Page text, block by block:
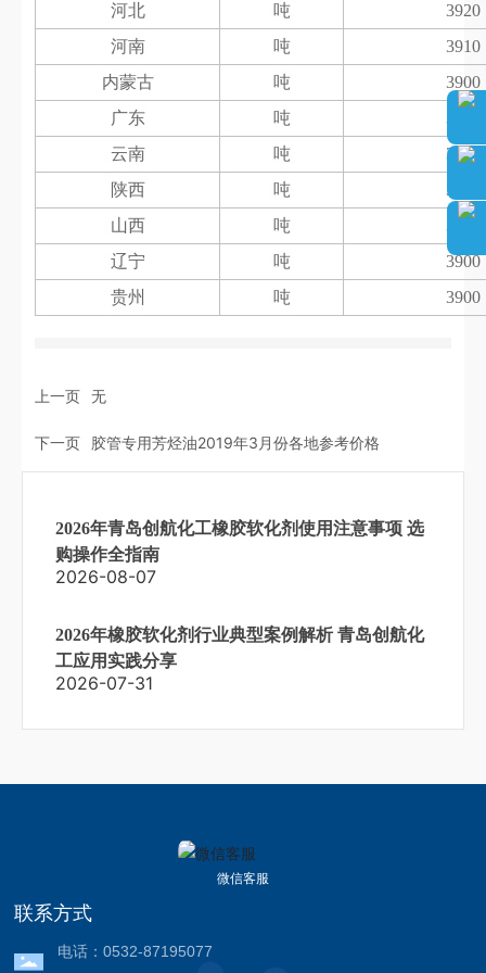
河北 吨
3920
河南
吨
3910
内蒙古
吨
3900
广东
吨
3900
云南
吨
3900
陕西
吨
3900
山西
吨
3900
辽宁
吨
3900
贵州
吨 3900
上一页 无
下一页 胶管专用芳烃油2019年3月份各地参考价格
2026年青岛创航化工橡胶软化剂使用注意事项 选
购操作全指南
2026-08-07
2026年橡胶软化剂行业典型案例解析 青岛创航化
工应用实践分享
2026-07-31
微信客服
联系方式
电话：0532-87195077